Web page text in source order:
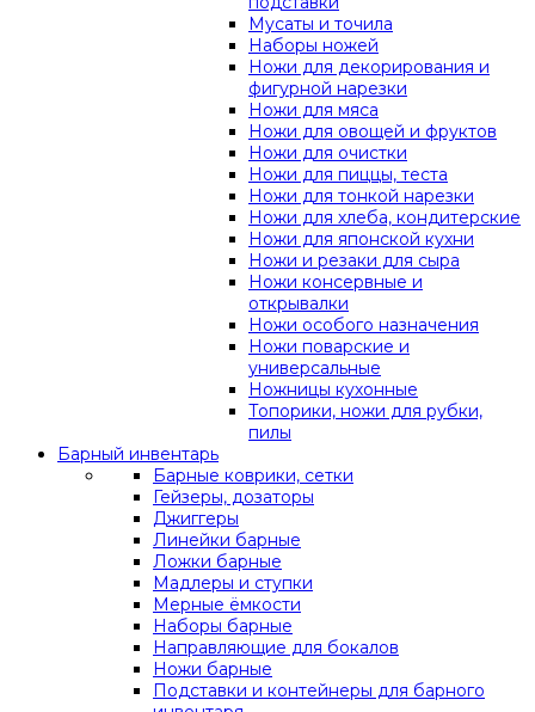
Мусаты и точила
Наборы ножей
Ножи для декорирования и
фигурной нарезки
Ножи для мяса
Ножи для овощей и фруктов
Ножи для очистки
Ножи для пиццы, теста
Ножи для тонкой нарезки
Ножи для хлеба, кондитерские
Ножи для японской кухни
Ножи и резаки для сыра
Ножи консервные и
открывалки
Ножи особого назначения
Ножи поварские и
универсальные
Ножницы кухонные
Топорики, ножи для рубки,
пилы
Барный инвентарь
Барные коврики, сетки
Гейзеры, дозаторы
Джиггеры
Линейки барные
Ложки барные
Мадлеры и ступки
Мерные ёмкости
Наборы барные
Направляющие для бокалов
Ножи барные
Подставки и контейнеры для барного